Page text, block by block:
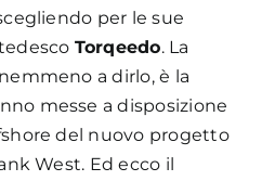
per le sue
Torqeedo. La
a dirlo, è la
messe a disposizione
del nuovo progetto
West. Ed ecco il